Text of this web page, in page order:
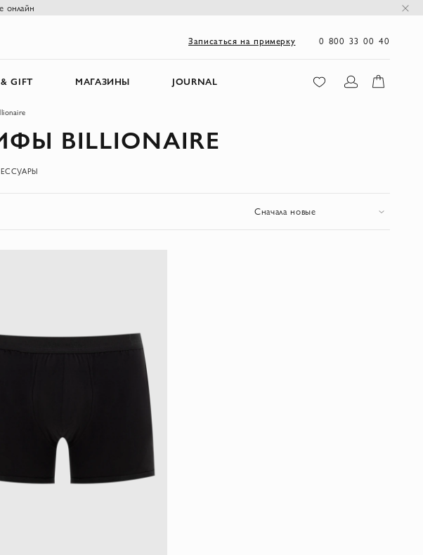
онлайн
Записаться на примерку 0 800 33 00 40
GIFT МАГАЗИНЫ JOURNAL
BILLIONAIRE
Сначала новые